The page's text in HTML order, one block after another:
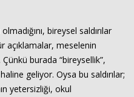
bireysel saldırılar
açıklamalar, meselenin
burada “bireysellik”,
geliyor. Oysa bu saldırılar;
yetersizliği, okul